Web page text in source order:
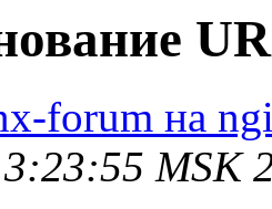
forum на
MSK